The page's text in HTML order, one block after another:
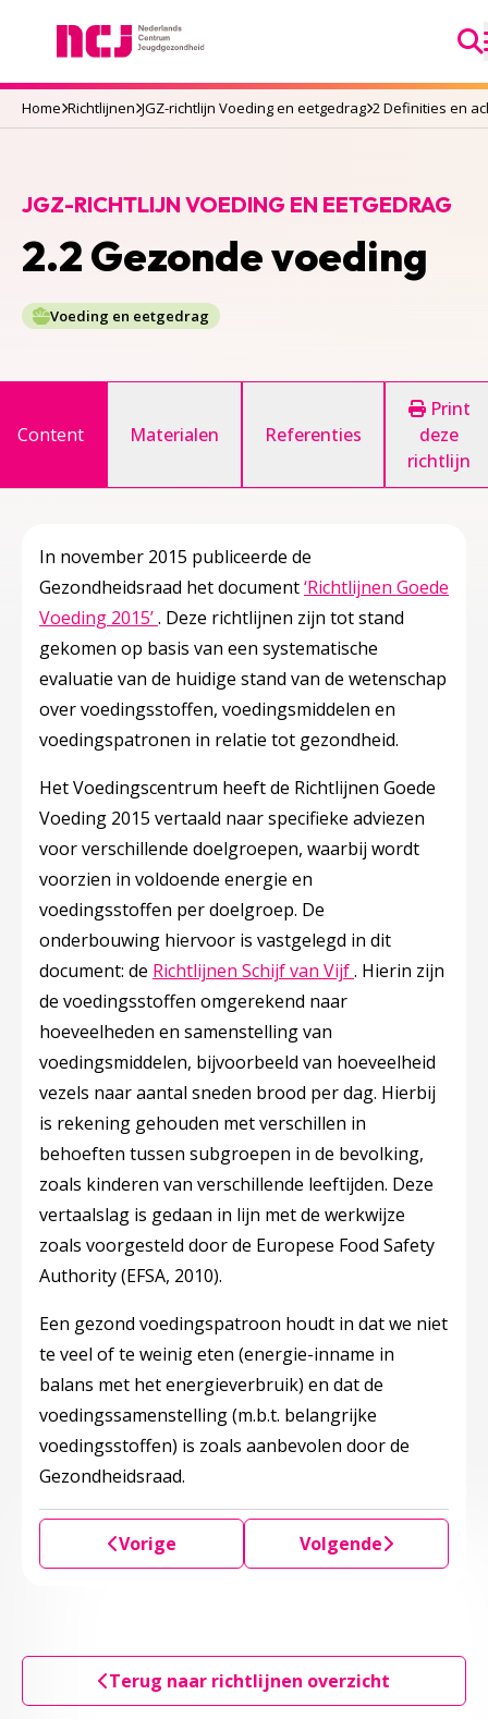
Home Richtlijnen JGZ-richtlijn Voeding en eetgedrag 2 Definities en
2.2 Gezonde voeding
JGZ-RICHTLIJN VOEDING EN EETGEDRAG
Voeding en eetgedrag
Content Materialen Referenties
Print
deze
richtlijn
In november 2015 publiceerde de
Gezondheidsraad het document‘Richtlijnen Goede
Voeding 2015’Deze linkt opent in een nieuw tabblad
. Deze richtlijnen zijn tot stand
gekomen op basis van een systematische
evaluatie van de huidige stand van de wetenschap
over voedingsstoffen, voedingsmiddelen en
voedingspatronen in relatie tot gezondheid.
Het Voedingscentrum heeft de Richtlijnen Goede
Voeding 2015 vertaald naar specifieke adviezen
voor verschillende doelgroepen, waarbij wordt
voorzien in voldoende energie en
voedingsstoffen per doelgroep. De
onderbouwing hiervoor is vastgelegd in dit
document: de Richtlijnen Schijf van VijfDeze linkt
. Hierin zijn
de voedingsstoffen omgerekend naar
hoeveelheden en samenstelling van
voedingsmiddelen, bijvoorbeeld van hoeveelheid
vezels naar aantal sneden brood per dag. Hierbij
is rekening gehouden met verschillen in
behoeften tussen subgroepen in de bevolking,
zoals kinderen van verschillende leeftijden. Deze
vertaalslag is gedaan in lijn met de werkwijze
zoals voorgesteld door de Europese Food Safety
Authority (EFSA, 2010).
Een gezond voedingspatroon houdt in dat we niet
te veel of te weinig eten (energie-inname in
balans met het energieverbruik) en dat de
voedingssamenstelling (m.b.t. belangrijke
voedingsstoffen) is zoals aanbevolen door de
Gezondheidsraad.
Vorige Volgende
Terug naar richtlijnen overzicht